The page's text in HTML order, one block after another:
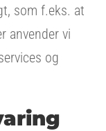
som f.eks. at
anvender vi
og